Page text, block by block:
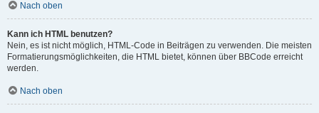
Nach oben
Kann ich HTML benutzen?
Nein, es ist nicht möglich, HTML-Code in Beiträgen zu verwenden. Die meisten
Formatierungsmöglichkeiten, die HTML bietet, können über BBCode erreicht
werden.
Nach oben